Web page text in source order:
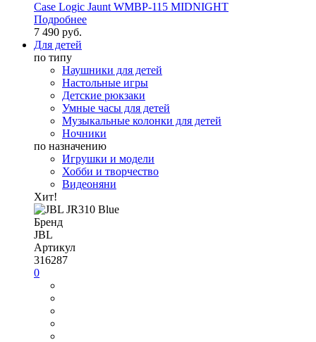
Case Logic Jaunt WMBP-115 MIDNIGHT
Подробнее
7 490 руб.
Для детей
по типу
Наушники для детей
Настольные игры
Детские рюкзаки
Умные часы для детей
Музыкальные колонки для детей
Ночники
по назначению
Игрушки и модели
Хобби и творчество
Видеоняни
Хит!
Бренд
JBL
Артикул
316287
0